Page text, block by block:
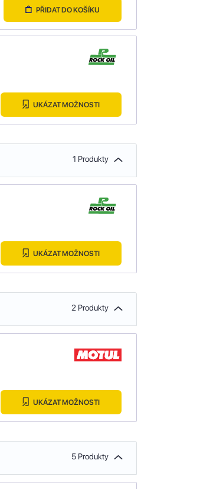
PŘIDAT DO KOŠÍKU
UKÁZAT MOŽNOSTI
1 Produkty
UKÁZAT MOŽNOSTI
2 Produkty
UKÁZAT MOŽNOSTI
5 Produkty